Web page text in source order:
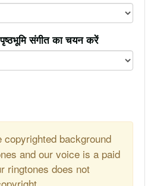
संगीत का चयन करें
copyrighted background
and our voice is a paid
ringtones does not